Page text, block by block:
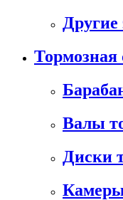
Другие
Тормозная
Валы
Диски